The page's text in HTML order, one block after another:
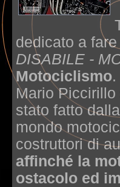
dedicato a
DISABILE -
Motociclismo.
Mario
stato fatto
mondo
costruttori di
affinché la
ostacolo ed